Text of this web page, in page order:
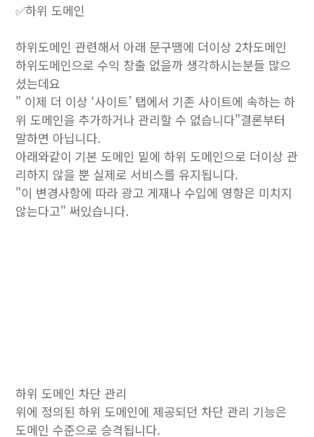
✅하위 도메인
하위도메인 관련해서 아래 문구땜에 더이상 2차도메인
하위도메인으로 수익 창출 없을까 생각하시는분들 많으
셨는데요
" 이제 더 이상 ‘사이트’ 탭에서 기존 사이트에 속하는 하
위 도메인을 추가하거나 관리할 수 없습니다"결론부터
말하면 아닙니다.
아래와같이 기본 도메인 밑에 하위 도메인으로 더이상 관
리하지 않을 뿐 실제로 서비스를 유지됩니다.
"이 변경사항에 따라 광고 게재나 수입에 영향은 미치지
않는다고" 써있습니다.
하위 도메인 차단 관리
위에 정의된 하위 도메인에 제공되던 차단 관리 기능은
도메인 수준으로 승격됩니다.